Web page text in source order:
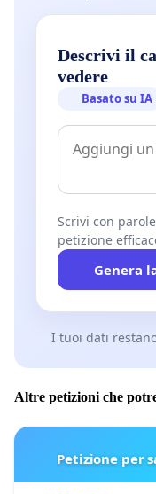
Descrivi il
vedere
Basato su IA
Scrivi con
petizione
Genera
I tuoi dati
Altre petizioni che
Petizione per